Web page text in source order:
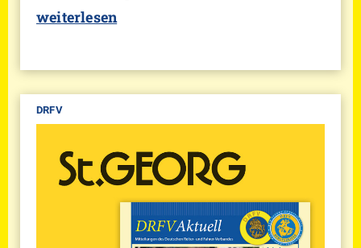
weiterlesen
DRFV